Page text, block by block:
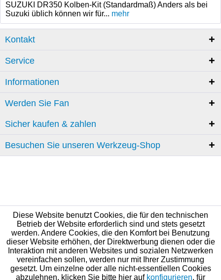
SUZUKI DR350 Kolben-Kit (Standardmaß) Anders als bei
Suzuki üblich können wir für... mehr
Kontakt
Service
Informationen
Werden Sie Fan
Sicher kaufen & zahlen
Besuchen Sie unseren Werkzeug-Shop
Diese Website benutzt Cookies, die für den technischen
Betrieb der Website erforderlich sind und stets gesetzt
werden. Andere Cookies, die den Komfort bei Benutzung
dieser Website erhöhen, der Direktwerbung dienen oder die
Interaktion mit anderen Websites und sozialen Netzwerken
vereinfachen sollen, werden nur mit Ihrer Zustimmung
gesetzt. Um einzelne oder alle nicht-essentiellen Cookies
abzulehnen, klicken Sie bitte hier auf konfigurieren, für